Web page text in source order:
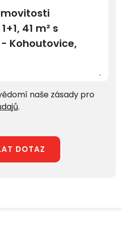
naše zásady pro
.
DOTAZ